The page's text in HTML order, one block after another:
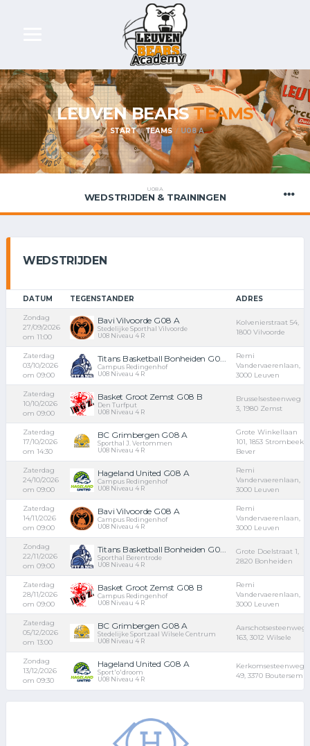
LEUVEN BEARSTEAMS
START TEAMS U08 A
U08 A
WEDSTRIJDEN & TRAININGEN
WEDSTRIJDEN
DATUM TEGENSTANDER ADRES
Zondag
27/09/2026
om 11:00
Bavi Vilvoorde G08 A
Stedelijke Sporthal Vilvoorde
U08 Niveau 4 R
Kolvenierstraat 54,
1800 Vilvoorde
Zaterdag
03/10/2026
om 09:00
Titans Basketball Bonheiden G0...
Campus Redingenhof
U08 Niveau 4 R
Remi
Vandervaerenlaan,
3000 Leuven
Zaterdag
10/10/2026
om 09:00
Basket Groot Zemst G08 B
Den Turfput
U08 Niveau 4 R
Brusselsesteenweg
3, 1980 Zemst
Zaterdag
17/10/2026
om 14:30
BC Grimbergen G08 A
Sporthal J. Vertommen
U08 Niveau 4 R
Grote Winkellaan
101, 1853 Strombeek-
Bever
Zaterdag
24/10/2026
om 09:00
Hageland United G08 A
Campus Redingenhof
U08 Niveau 4 R
Remi
Vandervaerenlaan,
3000 Leuven
Zaterdag
14/11/2026
om 09:00
Bavi Vilvoorde G08 A
Campus Redingenhof
U08 Niveau 4 R
Remi
Vandervaerenlaan,
3000 Leuven
Zondag
22/11/2026
om 09:00
Titans Basketball Bonheiden G0...
Sporthal Berentrode
U08 Niveau 4 R
Grote Doelstraat 1,
2820 Bonheiden
Zaterdag
28/11/2026
om 09:00
Basket Groot Zemst G08 B
Campus Redingenhof
U08 Niveau 4 R
Remi
Vandervaerenlaan,
3000 Leuven
Zaterdag
05/12/2026
om 13:00
BC Grimbergen G08 A
Stedelijke Sportzaal Wilsele Centrum
U08 Niveau 4 R
Aarschotsesteenweg
163, 3012 Wilsele
Zondag
13/12/2026
om 09:30
Hageland United G08 A
Sport'o'droom
U08 Niveau 4 R
Kerkomsesteenweg
49, 3370 Boutersem